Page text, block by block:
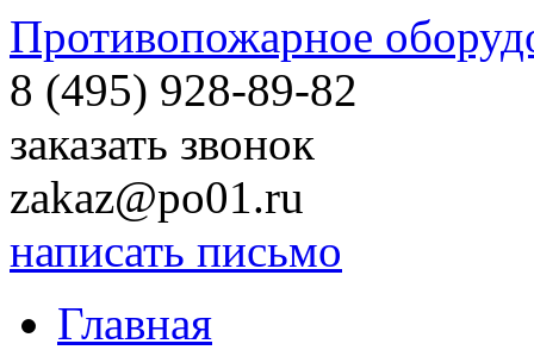
Противопожарное
8 (495) 928-89-82
заказать звонок
zakaz@po01.ru
написать письмо
Главная